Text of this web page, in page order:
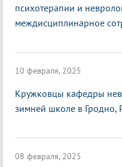
психотерапии и
междисциплинарное
10 февраля, 2025
Кружковцы кафедры
зимней школе в Гродно,
08 февраля, 2025